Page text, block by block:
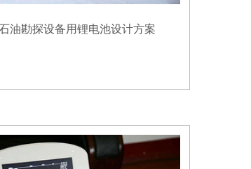
油勘探设备用锂电池设计方案